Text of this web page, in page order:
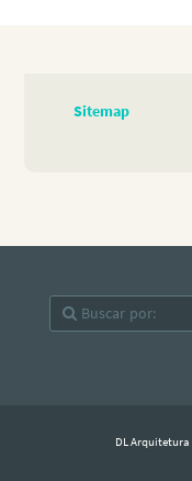
Sitemap
DL Arquitetura